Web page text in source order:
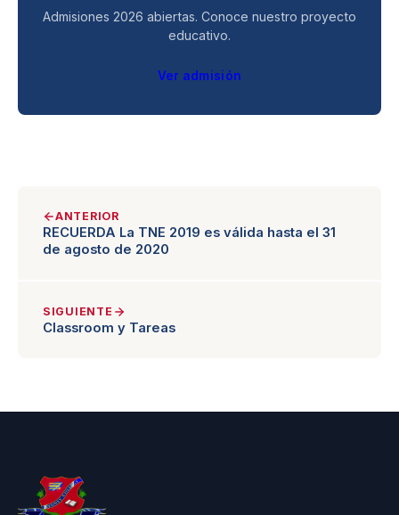
Admisiones 2026 abiertas. Conoce nuestro proyecto
educativo.
Ver admisión
ANTERIOR
RECUERDA La TNE 2019 es válida hasta el 31
de agosto de 2020
SIGUIENTE
Classroom y Tareas